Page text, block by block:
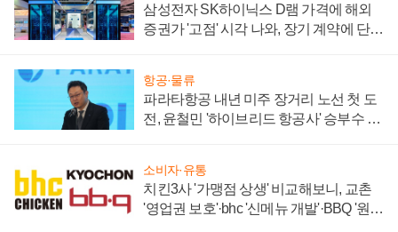
삼성전자 SK하이닉스 D램 가격에 해외
증권가 '고점' 시각 나와, 장기 계약에 단점
항공·물류
파라타항공 내년 미주 장거리 노선 첫 도
전, 윤철민 '하이브리드 항공사' 승부수 통
소비자·유통
치킨3사 '가맹점 상생' 비교해보니, 교촌
'영업권 보호'·bhc '신메뉴 개발'·BBQ '원가